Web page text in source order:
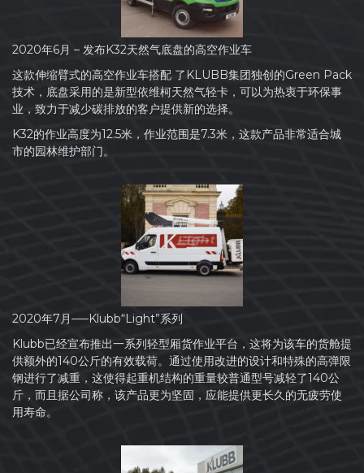
2020年6月 – 发布K32天然气底盘的高空作业车
这款伸缩臂式的高空作业车搭配 了KLUBB集团独创的Green Pack
技术，底盘采用的是新型依维柯天然气轻卡，可以为热衷于环保事
业，致力于减少碳排放的客户提供新的选择。
K32的作业高度为12.5米，作业范围是7.3米，这款产品非常适合城
市的园林维护部门。
2020年7月—–Klubb“Light”系列
Klubb已经宣布推出一系列轻型厢货作业平台，这将为该车的货舱提
供额外的140公斤的有效载荷。通过使用改进的设计和特殊的高弹限
钢进行了减重，这使得起重机结构的重量较普通型号减轻了140公
斤，而且据公司称，该产品更为坚固，应能提供更长久的无疲劳使
用寿命。